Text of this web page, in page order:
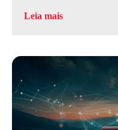
Leia mais